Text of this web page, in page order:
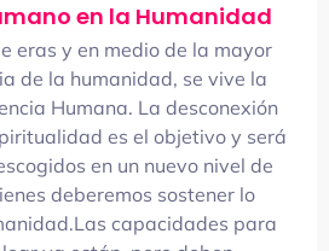
en la Humanidad
eras y en medio de la mayor
de la humanidad, se vive la
Humana. La desconexión
es el objetivo y será
en un nuevo nivel de
deberemos sostener lo
capacidades para